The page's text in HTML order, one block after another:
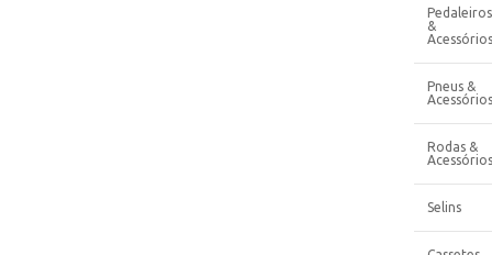
Pedaleiros
&
Acessórios
Pneus &
Acessórios
Rodas &
Acessórios
Selins